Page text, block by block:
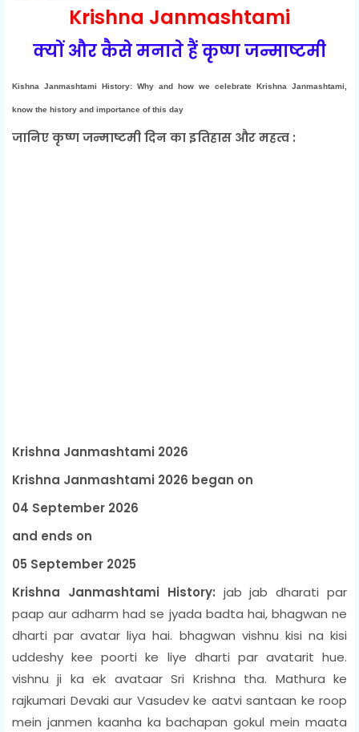
Krishna Janmashtami
क्यों और कैसे मनाते हैं कृष्ण जन्माष्टमी
Kishna Janmashtami History: Why and how we celebrate Krishna Janmashtami,
know the history and importance of this day
जानिए कृष्ण जन्माष्टमी दिन का इतिहास और महत्व :
Krishna Janmashtami 2026
Krishna Janmashtami 2026 began on
04 September 2026
and ends on
05 September 2025
Krishna Janmashtami History: jab jab dharati par
paap aur adharm had se jyada badta hai, bhagwan ne
dharti par avatar liya hai. bhagwan vishnu kisi na kisi
uddeshy kee poorti ke liye dharti par avatarit hue.
vishnu ji ka ek avataar Sri Krishna tha. Mathura ke
rajkumari Devaki aur Vasudev ke aatvi santaan ke roop
mein janmen kaanha ka bachapan gokul mein maata